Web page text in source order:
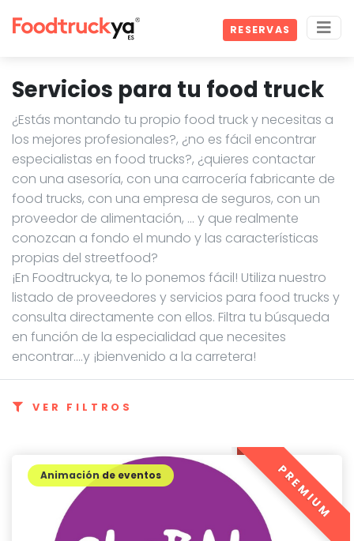
RESERVAS
Servicios para tu food truck
¿Estás montando tu propio food truck y necesitas a
los mejores profesionales?, ¿no es fácil encontrar
especialistas en food trucks?, ¿quieres contactar
con una asesoría, con una carrocería fabricante de
food trucks, con una empresa de seguros, con un
proveedor de alimentación, … y que realmente
conozcan a fondo el mundo y las características
propias del streetfood?
¡En Foodtruckya, te lo ponemos fácil! Utiliza nuestro
listado de proveedores y servicios para food trucks y
consulta directamente con ellos. Filtra tu búsqueda
en función de la especialidad que necesites
encontrar....y ¡bienvenido a la carretera!
VER FILTROS
Animación de eventos PREMIUM